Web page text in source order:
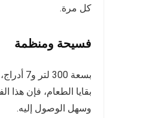
كل مرة.
فسيحة ومنظمة
بسعة
بقايا الطعام، فإن هذا
وسهل الوصول إليه.